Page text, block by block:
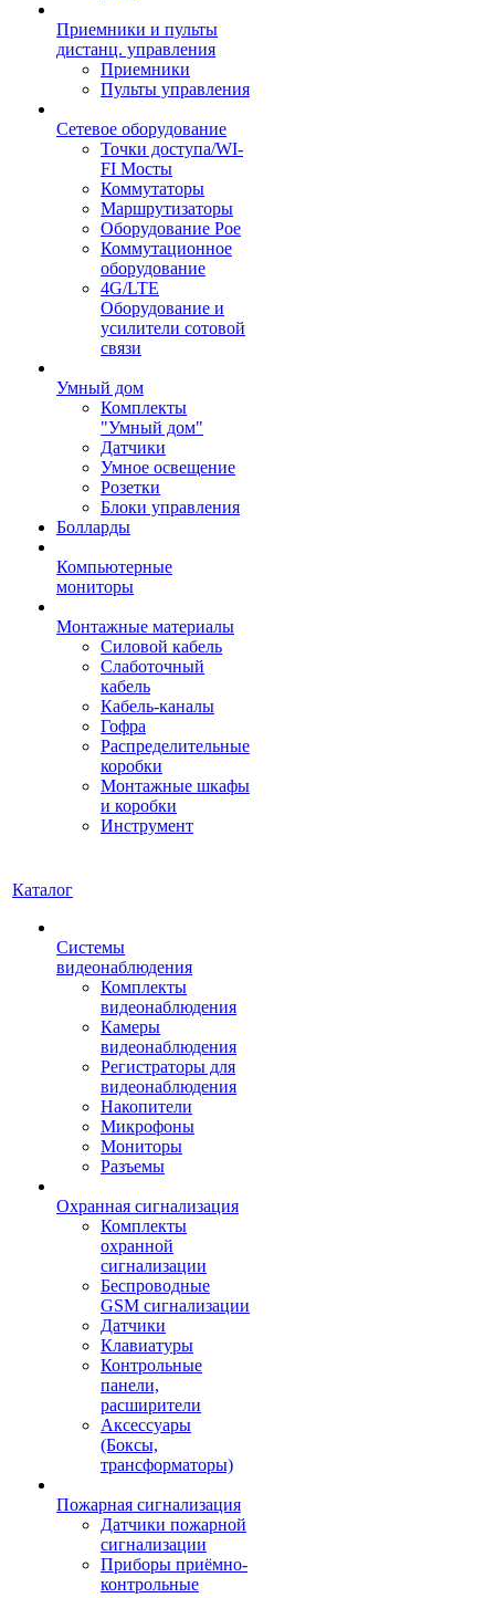
Приемники и пульты
дистанц. управления
Приемники
Пульты управления
Сетевое оборудование
Точки доступа/WI-
FI Мосты
Коммутаторы
Маршрутизаторы
Оборудование Poe
Коммутационное
оборудование
4G/LTE
Оборудование и
усилители сотовой
связи
Умный дом
Комплекты
"Умный дом"
Датчики
Умное освещение
Розетки
Блоки управления
Болларды
Компьютерные
мониторы
Монтажные материалы
Силовой кабель
Слаботочный
кабель
Кабель-каналы
Гофра
Распределительные
коробки
Монтажные шкафы
и коробки
Инструмент
Каталог
Системы
видеонаблюдения
Комплекты
видеонаблюдения
Камеры
видеонаблюдения
Регистраторы для
видеонаблюдения
Накопители
Микрофоны
Мониторы
Разъемы
Охранная сигнализация
Комплекты
охранной
сигнализации
Беспроводные
GSM сигнализации
Датчики
Клавиатуры
Контрольные
панели,
расширители
Аксессуары
(Боксы,
трансформаторы)
Пожарная сигнализация
Датчики пожарной
сигнализации
Приборы приёмно-
контрольные